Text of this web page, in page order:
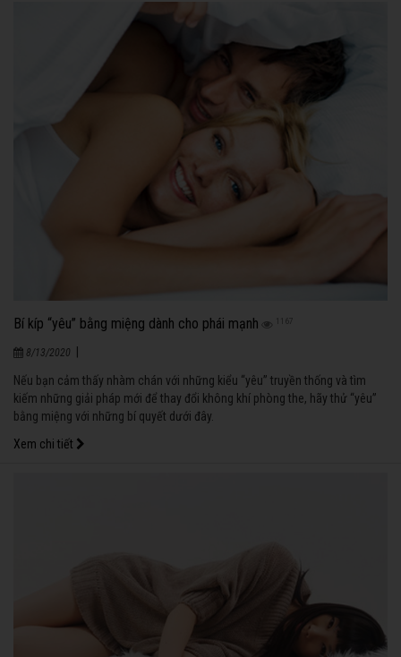
Bí kíp “yêu” bằng miệng dành cho phái mạnh 1167
8/13/2020
Nếu bạn cảm thấy nhàm chán với những kiểu “yêu” truyền thống và tìm
kiếm những giải pháp mới để thay đổi không khí phòng the, hãy thử “yêu”
bằng miệng với những bí quyết dưới đây.
Xem chi tiết